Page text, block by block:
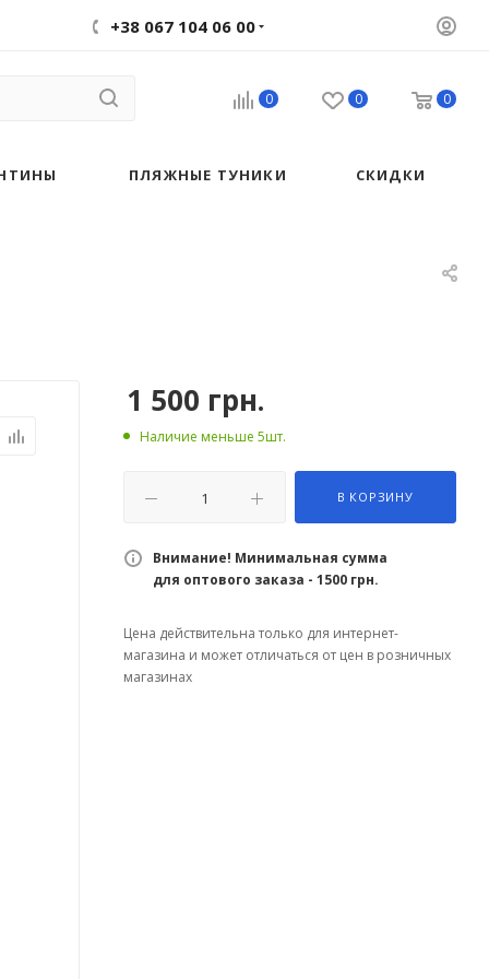
+38 067 104 06 00
0 0 0
ПЛЯЖНЫЕ ТУНИКИ СКИДКИ
1 500 грн.
Наличие меньше 5шт.
В КОРЗИНУ
Внимание! Минимальная сумма
для оптового заказа - 1500 грн.
Цена действительна только для интернет-
магазина и может отличаться от цен в розничных
магазинах